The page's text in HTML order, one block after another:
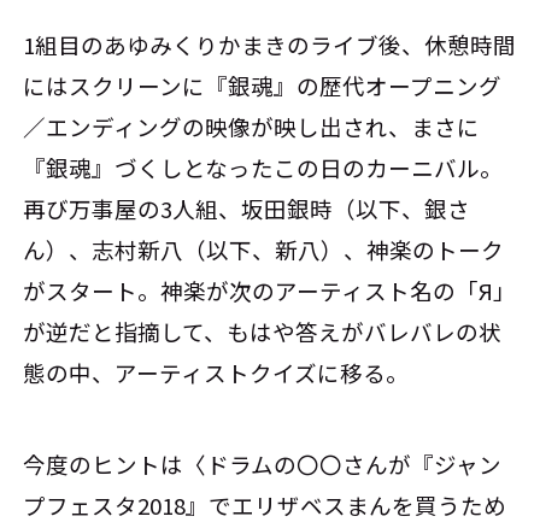
1組目のあゆみくりかまきのライブ後、休憩時間
にはスクリーンに『銀魂』の歴代オープニング
／エンディングの映像が映し出され、まさに
『銀魂』づくしとなったこの日のカーニバル。
再び万事屋の3人組、坂田銀時（以下、銀さ
ん）、志村新八（以下、新八）、神楽のトーク
がスタート。神楽が次のアーティスト名の「Я」
が逆だと指摘して、もはや答えがバレバレの状
態の中、アーティストクイズに移る。
今度のヒントは〈ドラムの〇〇さんが『ジャン
プフェスタ2018』でエリザベスまんを買うため